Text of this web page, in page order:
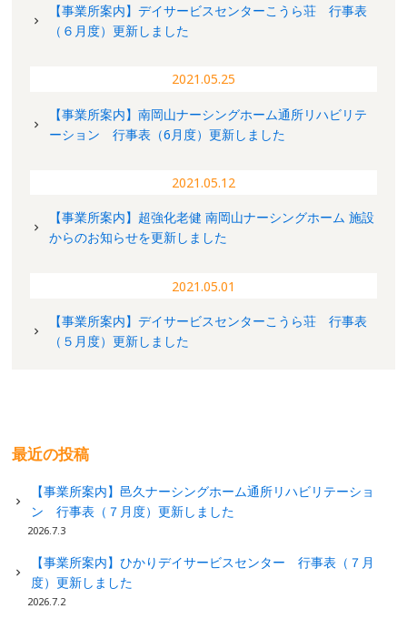
【事業所案内】デイサービスセンターこうら荘 行事表
（６月度）更新しました
2021.05.25
【事業所案内】南岡山ナーシングホーム通所リハビリテ
ーション 行事表（6月度）更新しました
2021.05.12
【事業所案内】超強化老健 南岡山ナーシングホーム 施設
からのお知らせを更新しました
2021.05.01
【事業所案内】デイサービスセンターこうら荘 行事表
（５月度）更新しました
最近の投稿
【事業所案内】邑久ナーシングホーム通所リハビリテーショ
ン 行事表（７月度）更新しました
2026.7.3
【事業所案内】ひかりデイサービスセンター 行事表（７月
度）更新しました
2026.7.2